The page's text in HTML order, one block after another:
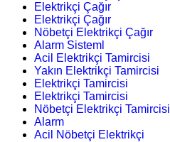
Elektrikçi Çağır
Elektrikçi Çağır
Nöbetçi Elektrikçi Çağır
Alarm Sisteml
Acil Elektrikçi Tamircisi
Yakın Elektrikçi Tamircisi
Elektrikçi Tamircisi
Elektrikçi Tamircisi
Nöbetçi Elektrikçi Tamircisi
Alarm
Acil Nöbetçi Elektrikçi